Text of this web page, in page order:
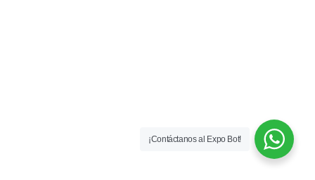
¡Contáctanos al Expo Bot!